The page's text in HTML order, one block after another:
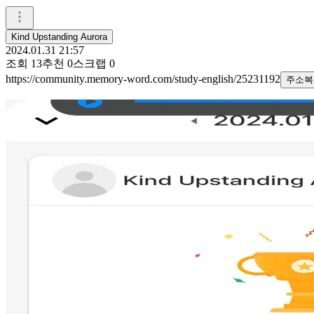
Kind Upstanding Aurora
2024.01.31 21:57
조회 13추천 0스크랩 0
https://community.memory-word.com/study-english/25231192
주소